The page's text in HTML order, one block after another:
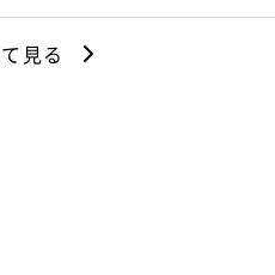
【主な業務内容】 -主管部署
プロダクトオーナー支援 -UIデ
見る